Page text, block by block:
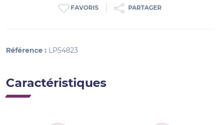
FAVORIS PARTAGER
Référence : LP54823
Caractéristiques